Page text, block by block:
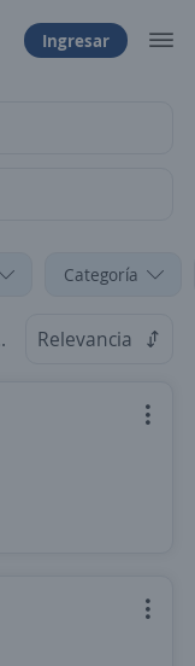
Ingresar
Categoría
Relevancia